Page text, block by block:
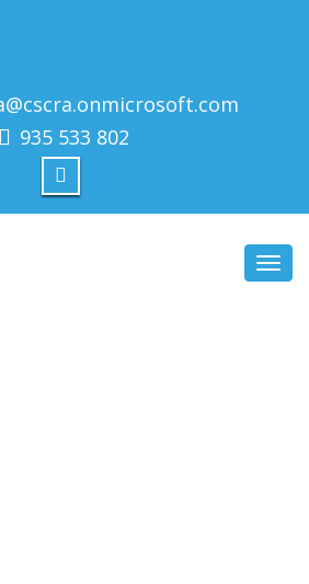
935 533 802